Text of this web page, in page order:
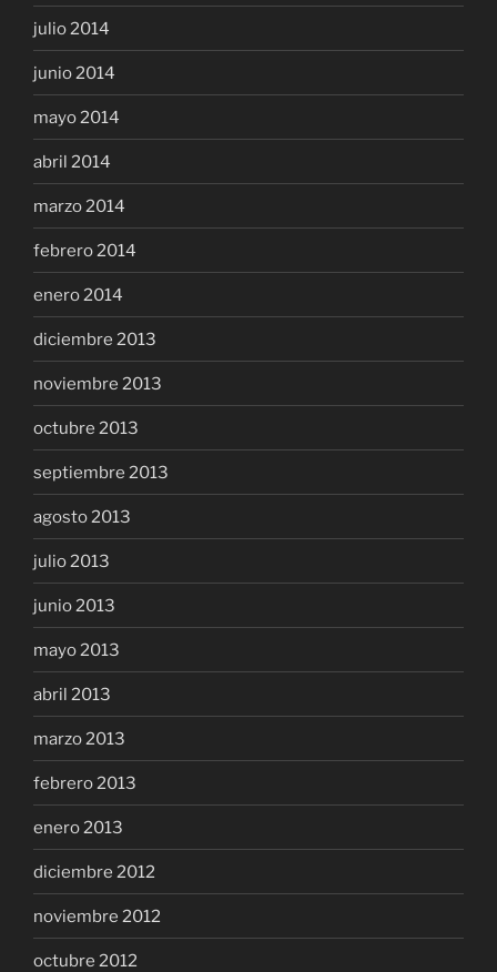
julio 2014
junio 2014
mayo 2014
abril 2014
marzo 2014
febrero 2014
enero 2014
diciembre 2013
noviembre 2013
octubre 2013
septiembre 2013
agosto 2013
julio 2013
junio 2013
mayo 2013
abril 2013
marzo 2013
febrero 2013
enero 2013
diciembre 2012
noviembre 2012
octubre 2012